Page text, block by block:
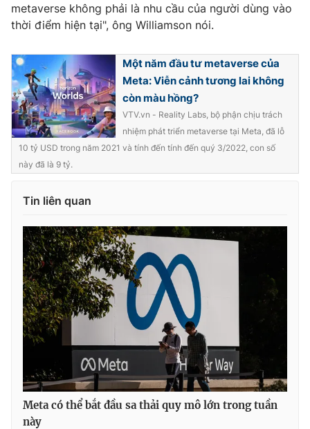
metaverse không phải là nhu cầu của người dùng vào
thời điểm hiện tại", ông Williamson nói.
Một năm đầu tư metaverse của
Meta: Viễn cảnh tương lai không
còn màu hồng?
VTV.vn - Reality Labs, bộ phận chịu trách
nhiệm phát triển metaverse tại Meta, đã lỗ
10 tỷ USD trong năm 2021 và tính đến tính đến quý 3/2022, con số
này đã là 9 tỷ.
Tin liên quan
Meta có thể bắt đầu sa thải quy mô lớn trong tuần
này